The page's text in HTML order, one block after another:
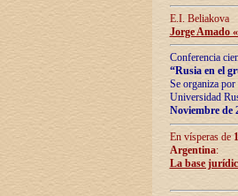
E.I. Beliakova
Jorge Amado
Conferencia
“Rusia en el
Se organiza
Universidad
Noviembre de
En vísperas de
Argentina:
La base